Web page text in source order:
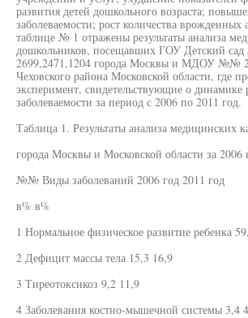
развития детей дошкольного возраста;
заболеваемости; рост количества
таблице № 1 отражены результаты анализа
дошкольников, посещавших ГОУ Детский
2699,2471,1204 города Москвы и МДОУ №№
Чеховского района Московской области, где
эксперимент, свидетельствующие о динамике
заболеваемости за период с 2006 по 2011 год.
Таблица 1. Результаты анализа медицинских
города Москвы и Московской области за 2006
№№ Виды заболеваний 2006 год 2011 год
в% в%
1 Нормальное физическое развитие ребенка
2 Дефицит массы тела 15,3 16,9
3 Тиреотоксикоз 9,2 11,9
4 Заболевания костно-мышечной системы 3,4